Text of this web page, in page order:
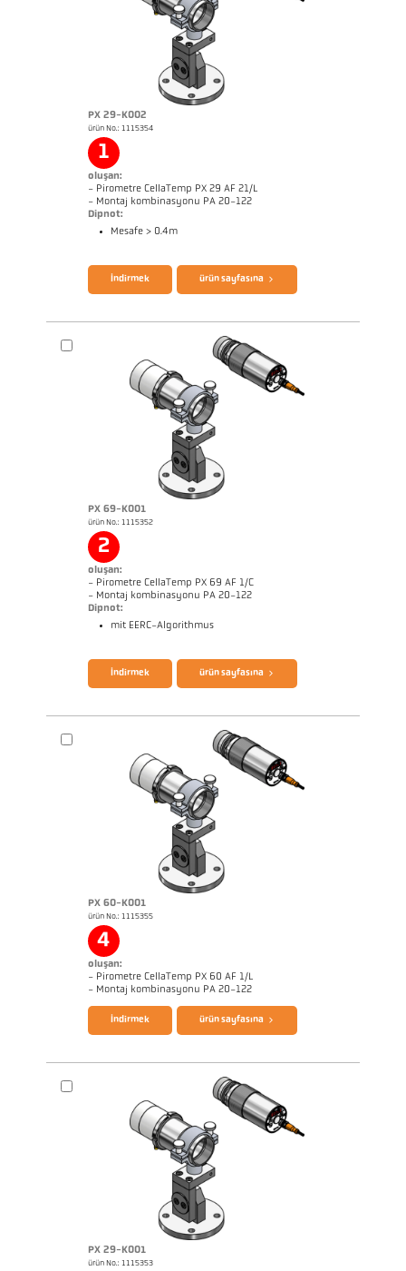
PX 29-K002
ürün No.: 1115354
1
oluşan:
- Pirometre CellaTemp PX 29 AF 21/L
- Montaj kombinasyonu PA 20-122
Dipnot:
Mesafe > 0.4m
İndirmek ürün sayfasına
PX 69-K001
ürün No.: 1115352
2
oluşan:
- Pirometre CellaTemp PX 69 AF 1/C
- Montaj kombinasyonu PA 20-122
Dipnot:
mit EERC-Algorithmus
İndirmek ürün sayfasına
PX 60-K001
ürün No.: 1115355
4
oluşan:
- Pirometre CellaTemp PX 60 AF 1/L
- Montaj kombinasyonu PA 20-122
broşür CellaTemp PX Questionnaire Radiation Pyrometers
İndirmek ürün sayfasına
PX 29-K001
ürün No.: 1115353